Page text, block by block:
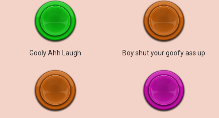
Gooly Ahh Laugh Boy shut your goofy ass up